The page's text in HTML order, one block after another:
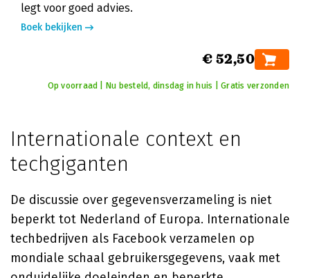
legt voor goed advies.
Boek bekijken
€ 52,50
Op voorraad | Nu besteld, dinsdag in huis | Gratis verzonden
Internationale context en
techgiganten
De discussie over gegevensverzameling is niet
beperkt tot Nederland of Europa. Internationale
techbedrijven als Facebook verzamelen op
mondiale schaal gebruikersgegevens, vaak met